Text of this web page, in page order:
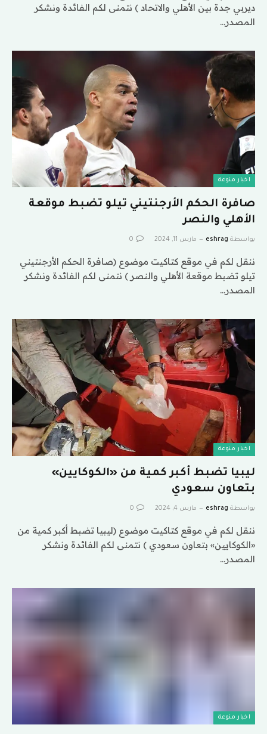
ديربي جدة بين الأهلي والاتحاد ) نتمنى لكم الفائدة ونشكر
المصدر…
اخبار منوعة
صافرة الحكم الأرجنتيني تيلو تضبط موقعة
الأهلي والنصر
بواسطة eshrag مارس 11, 2024 0
ننقل لكم في موقع كتاكيت موضوع (صافرة الحكم الأرجنتيني
تيلو تضبط موقعة الأهلي والنصر ) نتمنى لكم الفائدة ونشكر
المصدر…
اخبار منوعة
ليبيا تضبط أكبر كمية من «الكوكايين»
بتعاون سعودي
بواسطة eshrag مارس 4, 2024 0
ننقل لكم في موقع كتاكيت موضوع (ليبيا تضبط أكبر كمية من
«الكوكايين» بتعاون سعودي ) نتمنى لكم الفائدة ونشكر
المصدر…
اخبار منوعة